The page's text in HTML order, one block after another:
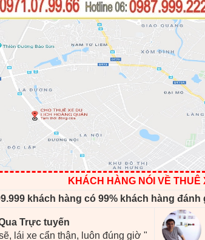
KHÁCH HÀNG NÓI VỀ THUÊ
khách hàng có 99% khách hàng
Trực tuyến
lái xe cẩn thận, luôn đúng giờ "